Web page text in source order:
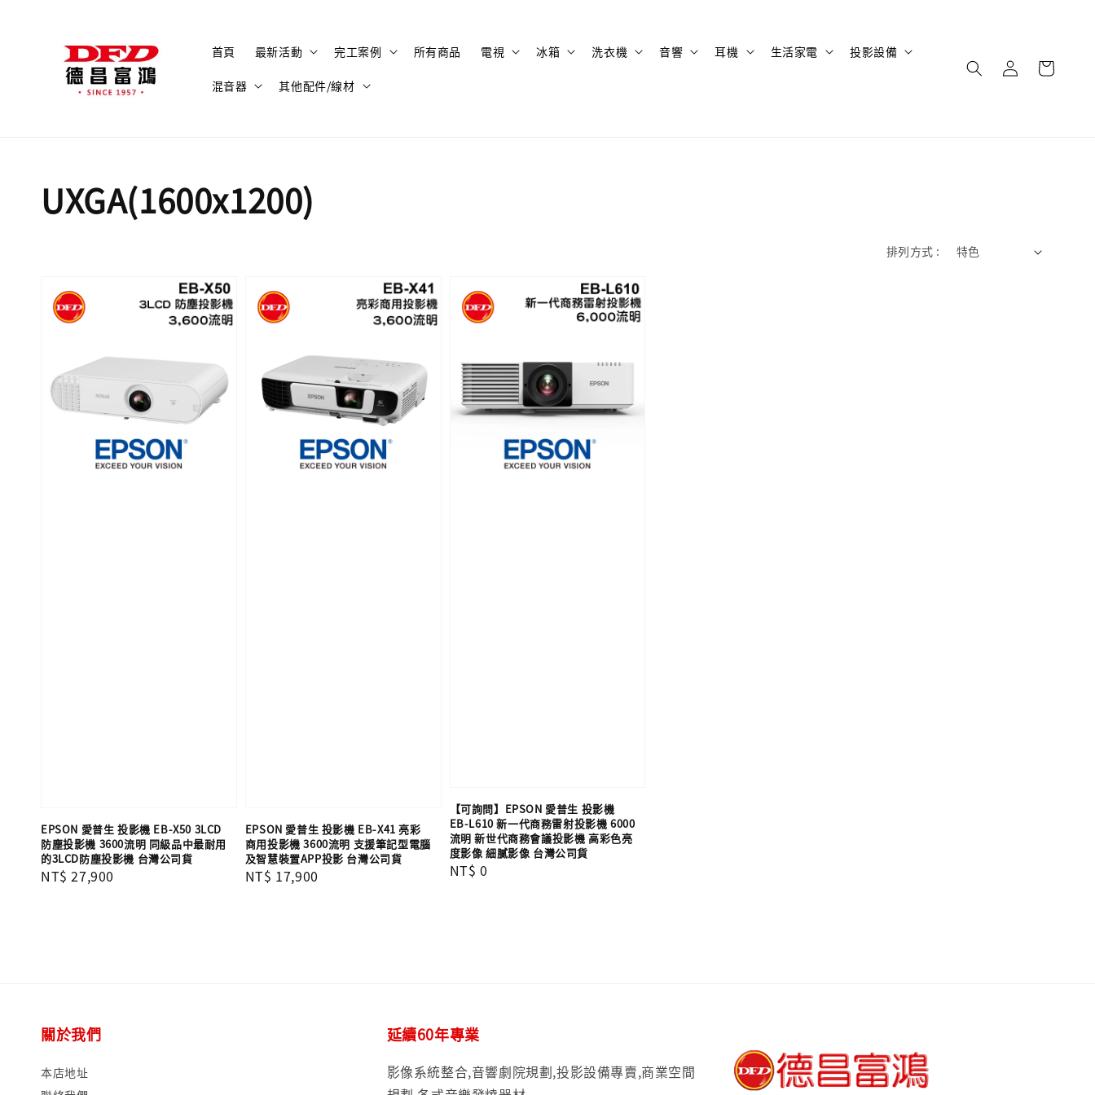
首頁 最新活動 完工案例 所有商品 電視 冰箱 洗衣機 音響 耳機 生活家電 投影設備
混音器 其他配件/線材
UXGA(1600x1200)
排列方式 :
EPSON 愛普生 投影機 EB-X50 3LCD
防塵投影機 3600流明 同級品中最耐用
的3LCD防塵投影機 台灣公司貨
Regular
NT$ 27,900
EPSON 愛普生 投影機 EB-X41 亮彩
商用投影機 3600流明 支援筆記型電腦
及智慧裝置APP投影 台灣公司貨
Regular
NT$ 17,900
【可詢問】EPSON 愛普生 投影機
EB-L610 新一代商務雷射投影機 6000
流明 新世代商務會議投影機 高彩色亮
度影像 細膩影像​ 台灣公司貨
Regular
NT$ 0
關於我們
本店地址
延續60年專業
影像系統整合,音響劇院規劃,投影設備專賣,商業空間